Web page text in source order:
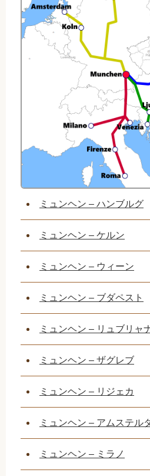
ミュンヘン – ハンブルグ
ミュンヘン – ケルン
ミュンヘン – ウィーン
ミュンヘン – ブダペスト
ミュンヘン – リュブリャ
ミュンヘン – ザグレブ
ミュンヘン – リジェカ
ミュンヘン – アムステル
ミュンヘン – ミラノ